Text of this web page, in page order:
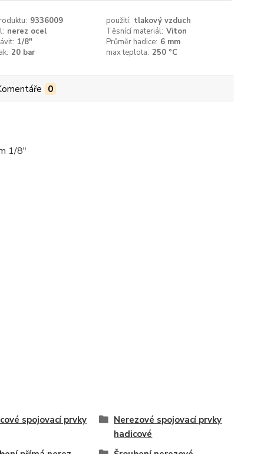
9336009 použití: tlakový vzduch
nerez ocel Těsnící materiál: Viton
1/8" Průměr hadice: 6 mm
20 bar max teplota: 250 °C
0
1/8"
spojovací prvky
Nerezové spojovací prvky
hadicové